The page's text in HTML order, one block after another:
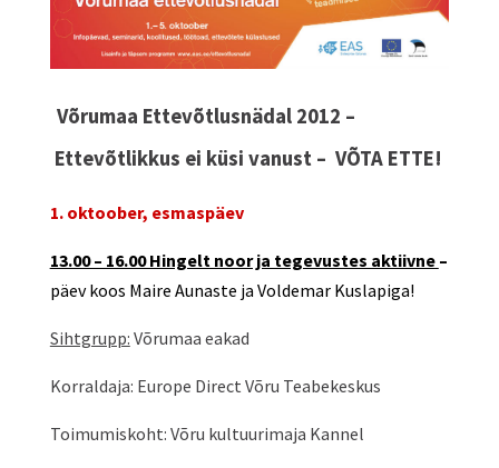
Võrumaa Ettevõtlusnädal 2012 –
Ettevõtlikkus ei küsi vanust – VÕTA ETTE!
1. oktoober, esmaspäev
13.00 – 16.00 Hingelt noor ja tegevustes aktiivne –
päev koos Maire Aunaste ja Voldemar Kuslapiga!
Sihtgrupp: Võrumaa eakad
Korraldaja: Europe Direct Võru Teabekeskus
Toimumiskoht: Võru kultuurimaja Kannel